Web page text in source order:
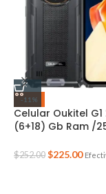
-11%
Celular Oukitel G1
(6+18) Gb Ram /
$252.00 $225.00